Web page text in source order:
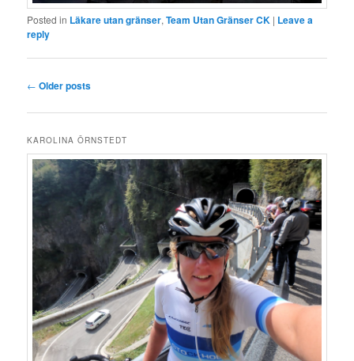
Posted in Läkare utan gränser,Team Utan Gränser CK | Leave a
reply
Post
← Older posts
KAROLINA ÖRNSTEDT